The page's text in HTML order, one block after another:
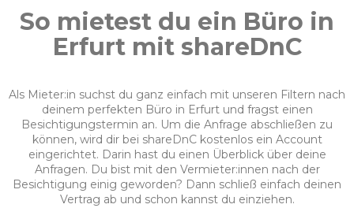
So mietest du ein Büro in
Erfurt mit shareDnC
Als Mieter:in suchst du ganz einfach mit unseren Filtern nach
deinem perfekten Büro in Erfurt und fragst einen
Besichtigungstermin an. Um die Anfrage abschließen zu
können, wird dir bei shareDnC kostenlos ein Account
eingerichtet. Darin hast du einen Überblick über deine
Anfragen. Du bist mit den Vermieter:innen nach der
Besichtigung einig geworden? Dann schließ einfach deinen
Vertrag ab und schon kannst du einziehen.